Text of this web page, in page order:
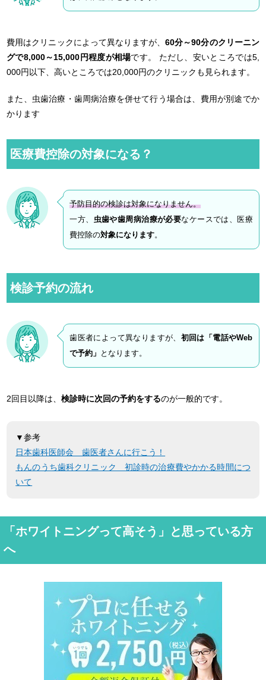
費用はクリニックによって異なりますが、60分～90分のクリーニン
グで8,000～15,000円程度が相場です。 ただし、安いところでは5,
000円以下、高いところでは20,000円のクリニックも見られます。
また、虫歯治療・歯周病治療を併せて行う場合は、費用が別途でか
かります
医療費控除の対象になる？
予防目的の検診は対象になりません。
一方、 虫歯や歯周病治療が必要なケースでは、医療
費控除の対象になります。
検診予約の流れ
歯医者によって異なりますが、 初回は「電話やWeb
で予約」 となります。
2回目以降は、検診時に次回の予約をするのが一般的です。
▼参考
日本歯科医師会 歯医者さんに行こう！
もんのうち歯科クリニック 初診時の治療費やかかる時間につ
いて
「ホワイトニングって高そう」と思っている方
へ